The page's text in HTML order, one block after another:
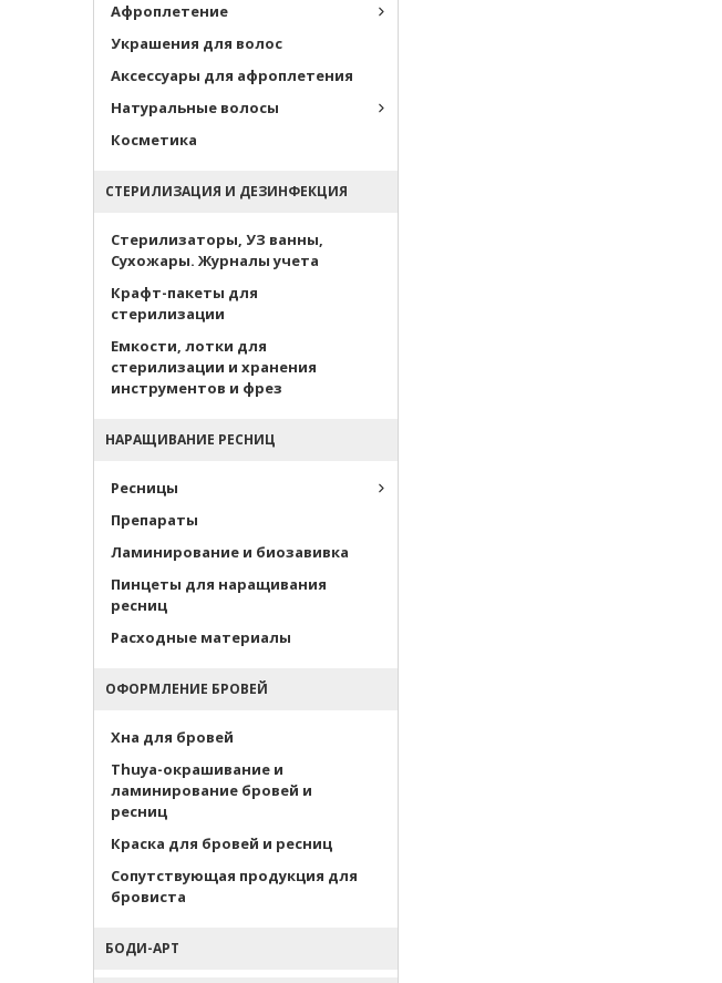
Афроплетение
Украшения для волос
Аксессуары для афроплетения
Натуральные волосы
Косметика
СТЕРИЛИЗАЦИЯ И ДЕЗИНФЕКЦИЯ
Стерилизаторы, УЗ ванны,
Сухожары. Журналы учета
Крафт-пакеты для
стерилизации
Емкости, лотки для
стерилизации и хранения
инструментов и фрез
НАРАЩИВАНИЕ РЕСНИЦ
Ресницы
Препараты
Ламинирование и биозавивка
Пинцеты для наращивания
ресниц
Расходные материалы
ОФОРМЛЕНИЕ БРОВЕЙ
Хна для бровей
Thuya-окрашивание и
ламинирование бровей и
ресниц
Краска для бровей и ресниц
Сопутствующая продукция для
бровиста
БОДИ-АРТ